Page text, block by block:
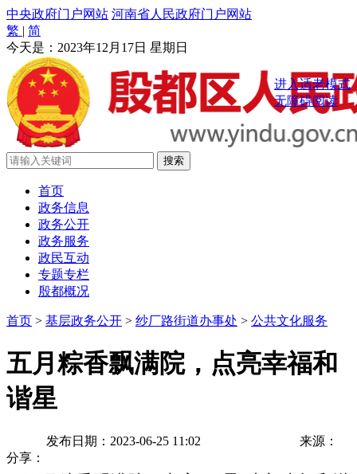
中央政府门户网站 河南省人民政府门户网站
繁 | 简
今天是： 2023年12月17日 星期日
进入适老模式
无障碍阅读
首页
政务信息
政务公开
政务服务
政民互动
专题专栏
殷都概况
首页 > 基层政务公开 > 纱厂路街道办事处 > 公共文化服务
五月粽香飘满院，点亮幸福和
谐星
发布日期：2023-06-25 11:02
来源：
分享：